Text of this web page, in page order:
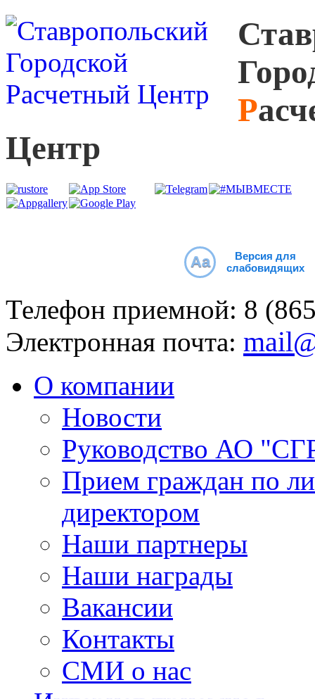
С
Г
Р
Центр
Aa
Версия для
слабовидящих
Телефон приемной: 8
Электронная почта:
О компании
Новости
Руководство АО
Прием граждан по
директором
Наши партнеры
Наши награды
Вакансии
Контакты
СМИ о нас